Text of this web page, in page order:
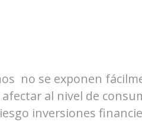
no se exponen
al nivel de
inversiones